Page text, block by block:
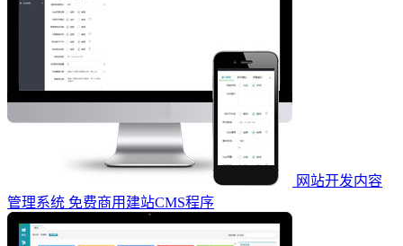
网站开发内容
管理系统 免费商用建站CMS程序